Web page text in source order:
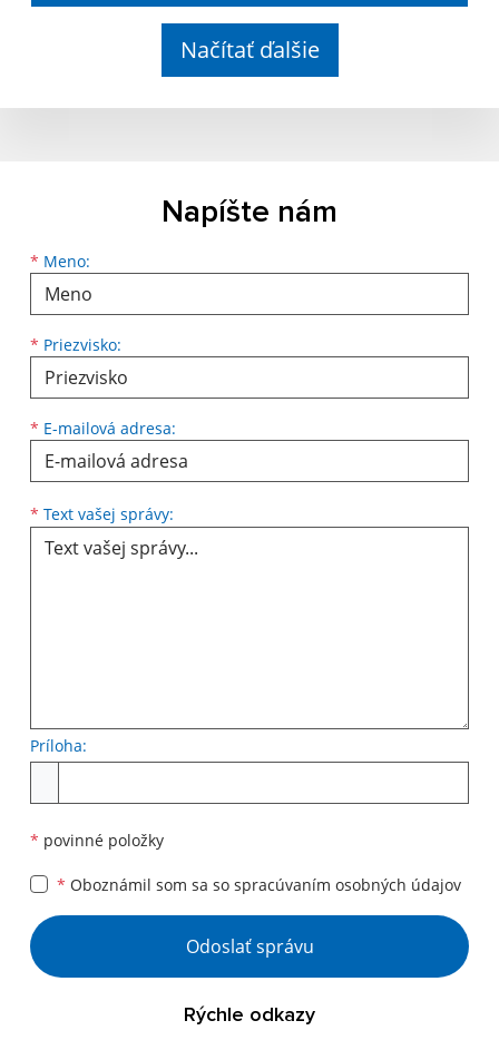
Načítať ďalšie
Napíšte nám
* Meno:
* Priezvisko:
* E-mailová adresa:
* Text vašej správy:
Príloha:
* povinné položky
* Oboznámil som sa so spracúvaním osobných údajov
Odoslať správu
Rýchle odkazy